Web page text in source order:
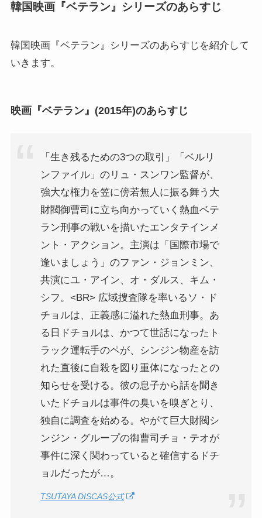
韓国映画『ベテラン』シリーズのあらすじ
韓国映画『ベテラン』シリーズのあらすじを紹介して
いきます。
映画『ベテラン』(2015年)のあらすじ
「生き残るための3つの取引」「ベルリ
ンファイル」のリュ・スンワン監督が、
強大な権力を笠に傍若無人に振る舞う大
財閥御曹司に立ち向かっていく熱血ベテ
ラン刑事の戦いを描いたエンタテインメ
ント・アクション。主演は「国際市場で
逢いましょう」のファン・ジョンミン、
共演にユ・アイン、オ・ダルス、キム・
シフ。<BR> 広域捜査隊を率いるソ・ド
チョルは、正義感に溢れた熱血刑事。あ
る日ドチョルは、かつて世話になったト
ラック運転手のペが、シンジン物産を訪
れた直後に自殺を図り重体になったとの
知らせを受ける。彼の息子から話を聞き
いたドチョルは事件の臭いを嗅ぎとり、
独自に調査を始める。やがて巨大財閥シ
ンジン・グループの御曹司チョ・テオが
事件に深く関わっていると確信するドチ
ョルだったが…。
TSUTAYA DISCAS公式